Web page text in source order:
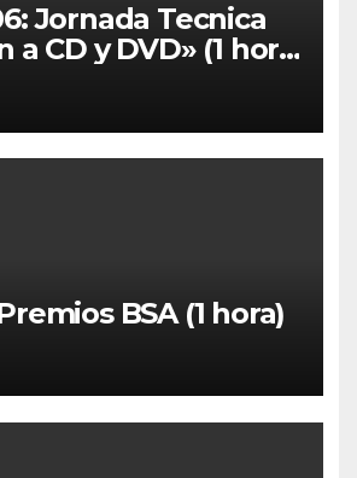
Jornada Tecnica
a CD y DVD» (1 hora
BSA (1 hora)